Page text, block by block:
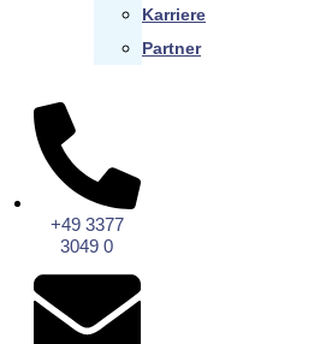
Karriere
Partner
+49 3377
3049 0